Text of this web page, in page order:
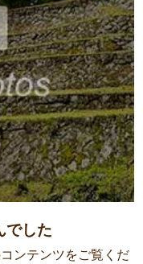
でした
ンテンツをご覧くだ